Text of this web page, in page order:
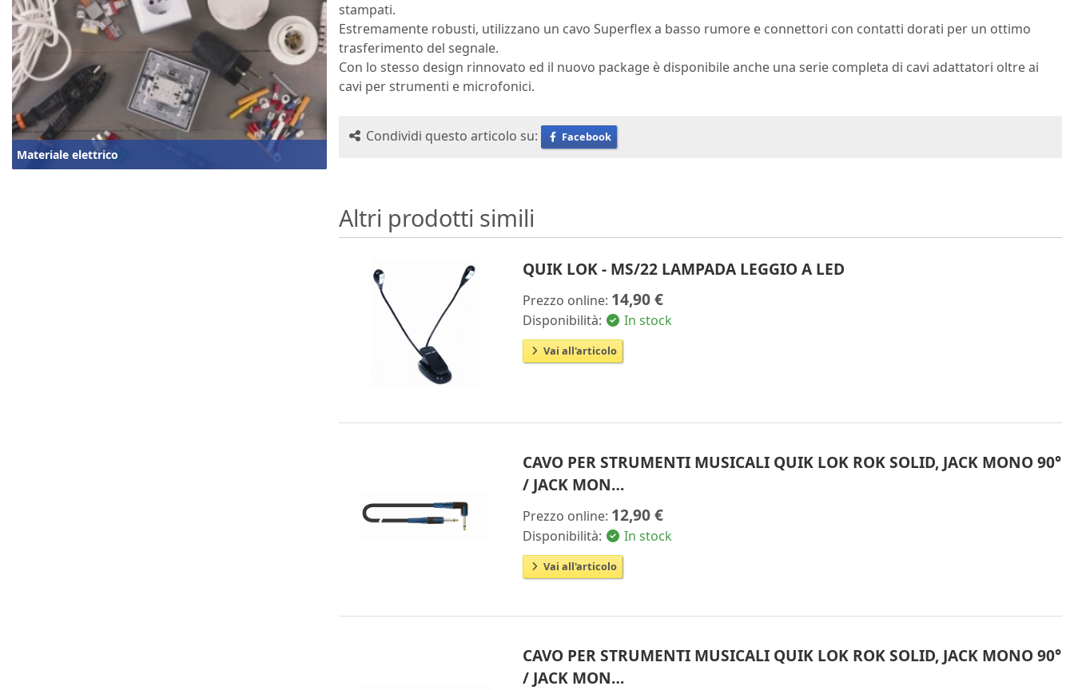
Materiale elettrico
stampati.
Estremamente robusti, utilizzano un cavo Superflex a basso rumore e connettori con contatti dorati per un ottimo
trasferimento del segnale.
Con lo stesso design rinnovato ed il nuovo package è disponibile anche una serie completa di cavi adattatori oltre ai
cavi per strumenti e microfonici.
Condividi questo articolo su: Facebook
Altri prodotti simili
QUIK LOK - MS/22 LAMPADA LEGGIO A LED
Prezzo online: 14,90 €
Disponibilità: In stock
Vai all'articolo
CAVO PER STRUMENTI MUSICALI QUIK LOK ROK SOLID, JACK MONO 90°
/ JACK MON…
Prezzo online: 12,90 €
Disponibilità: In stock
Vai all'articolo
CAVO PER STRUMENTI MUSICALI QUIK LOK ROK SOLID, JACK MONO 90°
/ JACK MON…